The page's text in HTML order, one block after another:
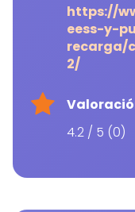
https://
eess-y-
recarga/
2/
4.2 / 5 (0)